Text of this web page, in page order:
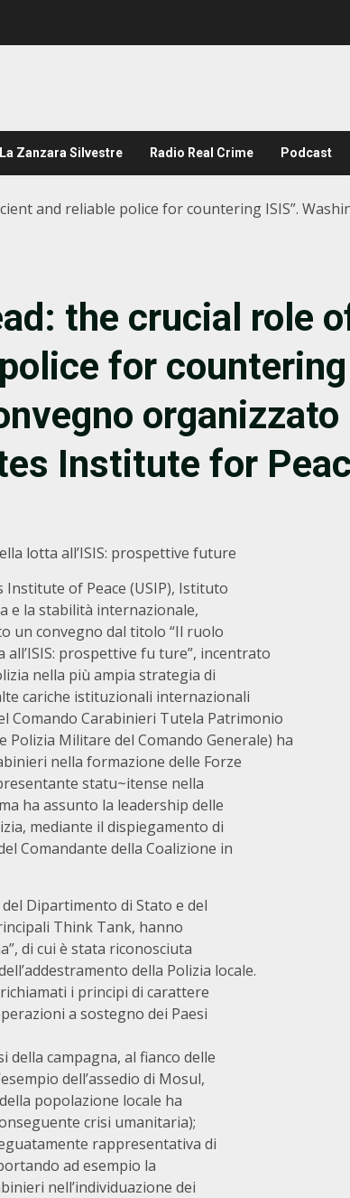
La Zanzara Silvestre Radio Real Crime Podcast
and reliable police for countering ISIS”.
the crucial role
for countering
organizzato
Institute for
lotta all’ISIS: prospettive future
Institute of Peace (USIP), Istituto
e la stabilità internazionale,
un convegno dal titolo “Il ruolo
prospettive fu ture”, incentrato
nella più ampia strategia di
cariche istituzionali internazionali
Comando Carabinieri Tutela Patrimonio
Polizia Militare del Comando Generale) ha
nella formazione delle Forze
statu~itense nella
ha assunto la leadership delle
mediante il dispiegamento di
Comandante della Coalizione in
Dipartimento di Stato e del
Think Tank, hanno
di cui è stata riconosciuta
della Polizia locale.
i principi di carattere
a sostegno dei Paesi
della campagna, al fianco delle
dell’assedio di Mosul,
popolazione locale ha
crisi umanitaria);
rappresentativa di
ad esempio la
nell’individuazione dei